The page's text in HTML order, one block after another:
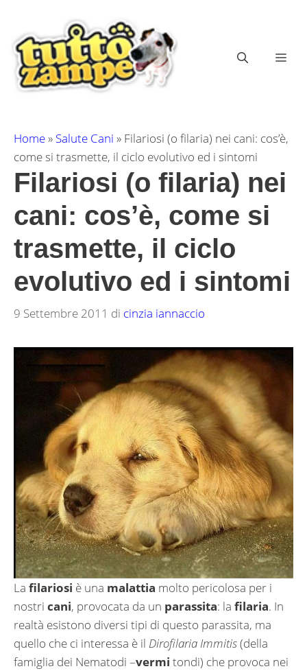
contenuto
Home» Salute Cani » Filariosi (o filaria) nei cani: cos’è,
come si trasmette, il ciclo evolutivo ed i sintomi
Filariosi (o filaria) nei
cani: cos’è, come si
trasmette, il ciclo
evolutivo ed i sintomi
9 Settembre 2011 di cinzia iannaccio
La filariosi è una malattia molto pericolosa per i
nostri cani, provocata da un parassita: la filaria. In
realtà esistono diversi tipi di questo parassita, ma
quello che ci interessa è il Dirofilaria Immitis(della
famiglia dei Nematodi –vermi tondi) che provoca nei